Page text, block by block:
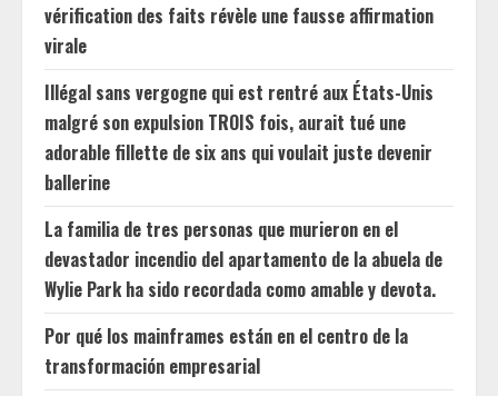
vérification des faits révèle une fausse affirmation
virale
Illégal sans vergogne qui est rentré aux États-Unis
malgré son expulsion TROIS fois, aurait tué une
adorable fillette de six ans qui voulait juste devenir
ballerine
La familia de tres personas que murieron en el
devastador incendio del apartamento de la abuela de
Wylie Park ha sido recordada como amable y devota.
Por qué los mainframes están en el centro de la
transformación empresarial